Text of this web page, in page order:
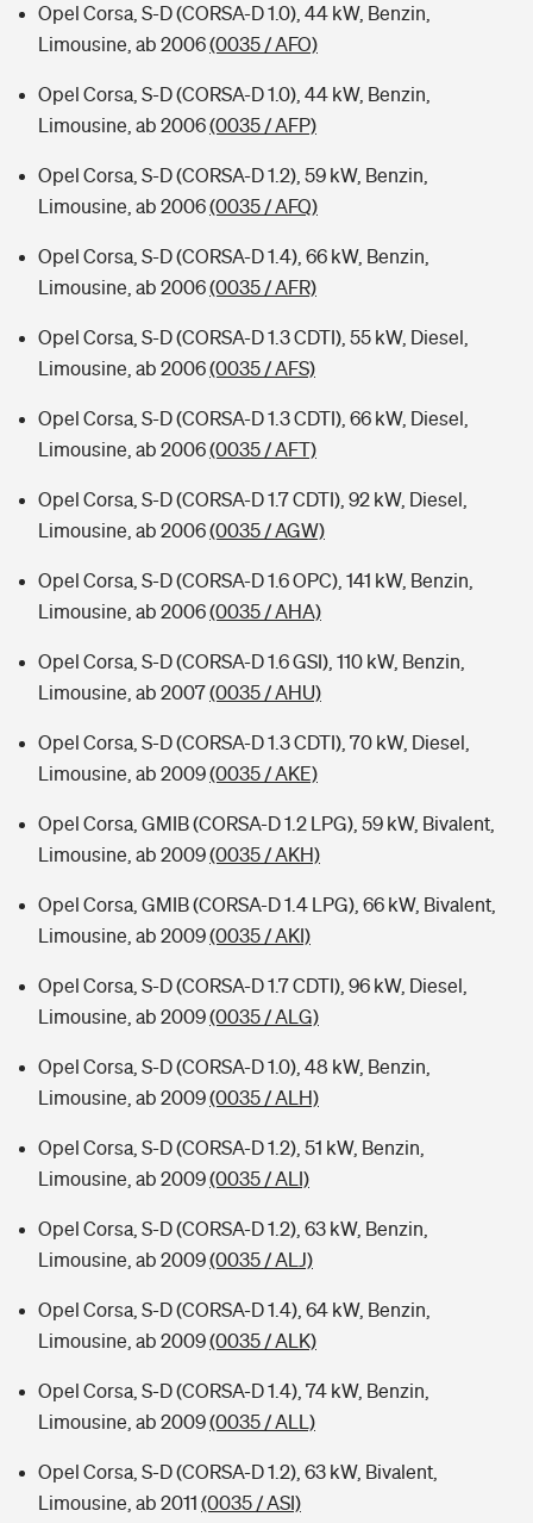
Opel Corsa, S-D (CORSA-D 1.0), 44 kW, Benzin,
Limousine, ab 2006(0035 / AFO)
Opel Corsa, S-D (CORSA-D 1.0), 44 kW, Benzin,
Limousine, ab 2006(0035 / AFP)
Opel Corsa, S-D (CORSA-D 1.2), 59 kW, Benzin,
Limousine, ab 2006(0035 / AFQ)
Opel Corsa, S-D (CORSA-D 1.4), 66 kW, Benzin,
Limousine, ab 2006(0035 / AFR)
Opel Corsa, S-D (CORSA-D 1.3 CDTI), 55 kW, Diesel,
Limousine, ab 2006(0035 / AFS)
Opel Corsa, S-D (CORSA-D 1.3 CDTI), 66 kW, Diesel,
Limousine, ab 2006(0035 / AFT)
Opel Corsa, S-D (CORSA-D 1.7 CDTI), 92 kW, Diesel,
Limousine, ab 2006(0035 / AGW)
Opel Corsa, S-D (CORSA-D 1.6 OPC), 141 kW, Benzin,
Limousine, ab 2006(0035 / AHA)
Opel Corsa, S-D (CORSA-D 1.6 GSI), 110 kW, Benzin,
Limousine, ab 2007(0035 / AHU)
Opel Corsa, S-D (CORSA-D 1.3 CDTI), 70 kW, Diesel,
Limousine, ab 2009(0035 / AKE)
Opel Corsa, GMIB (CORSA-D 1.2 LPG), 59 kW, Bivalent,
Limousine, ab 2009(0035 / AKH)
Opel Corsa, GMIB (CORSA-D 1.4 LPG), 66 kW, Bivalent,
Limousine, ab 2009(0035 / AKI)
Opel Corsa, S-D (CORSA-D 1.7 CDTI), 96 kW, Diesel,
Limousine, ab 2009(0035 / ALG)
Opel Corsa, S-D (CORSA-D 1.0), 48 kW, Benzin,
Limousine, ab 2009(0035 / ALH)
Opel Corsa, S-D (CORSA-D 1.2), 51 kW, Benzin,
Limousine, ab 2009(0035 / ALI)
Opel Corsa, S-D (CORSA-D 1.2), 63 kW, Benzin,
Limousine, ab 2009(0035 / ALJ)
Opel Corsa, S-D (CORSA-D 1.4), 64 kW, Benzin,
Limousine, ab 2009(0035 / ALK)
Opel Corsa, S-D (CORSA-D 1.4), 74 kW, Benzin,
Limousine, ab 2009(0035 / ALL)
Opel Corsa, S-D (CORSA-D 1.2), 63 kW, Bivalent,
Limousine, ab 2011 (0035 / ASI)